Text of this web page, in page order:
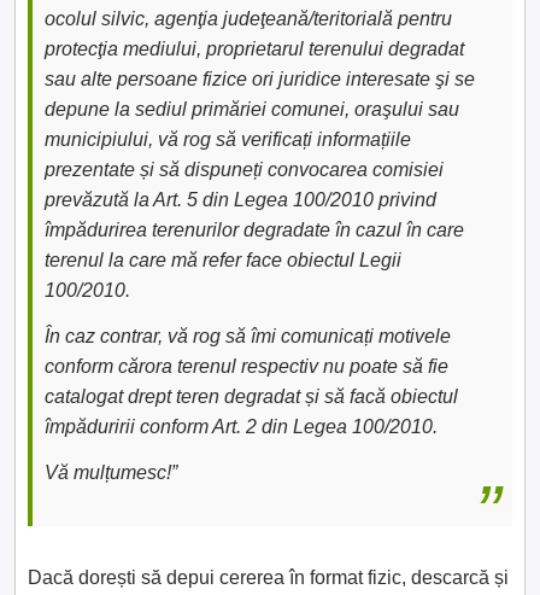
ocolul silvic, agenţia judeţeană/teritorială pentru
protecţia mediului, proprietarul terenului degradat
sau alte persoane fizice ori juridice interesate şi se
depune la sediul primăriei comunei, oraşului sau
municipiului, vă rog să verificați informațiile
prezentate și să dispuneți convocarea comisiei
prevăzută la Art. 5 din Legea 100/2010 privind
împădurirea terenurilor degradate în cazul în care
terenul la care mă refer face obiectul Legii
100/2010.
În caz contrar, vă rog să îmi comunicați motivele
conform cărora terenul respectiv nu poate să fie
catalogat drept teren degradat și să facă obiectul
împăduririi conform Art. 2 din Legea 100/2010.
Vă mulțumesc!”
Dacă dorești să depui cererea în format fizic, descarcă și